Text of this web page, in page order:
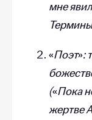
мне
«Поэт»:
(«Пока
жертве